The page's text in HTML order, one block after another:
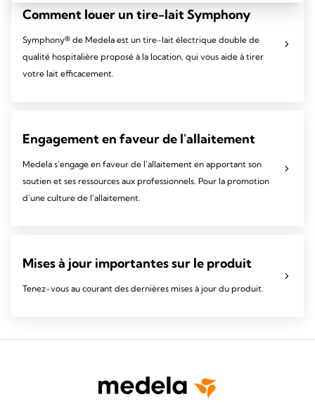
Comment louer un tire-lait Symphony
Symphony® de Medela est un tire-lait électrique double de
qualité hospitalière proposé à la location, qui vous aide à tirer
votre lait efficacement.
Engagement en faveur de l'allaitement
Medela s'engage en faveur de l'allaitement en apportant son
soutien et ses ressources aux professionnels. Pour la promotion
d'une culture de l'allaitement.
Mises à jour importantes sur le produit
Tenez-vous au courant des dernières mises à jour du produit.